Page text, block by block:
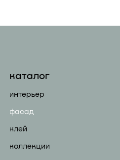
каталог
интерьер
фасад
клей
коллекции